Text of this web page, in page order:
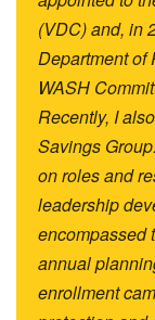
(VDC) and, in
Department of
WASH
Recently, I
Savings
on roles and
leadership
encompassed
annual
enrollment